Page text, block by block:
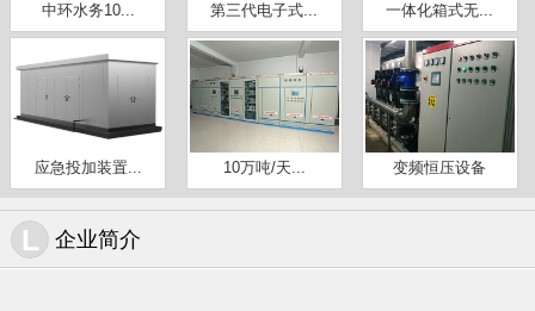
中环水务10... 第三代电子式... 一体化箱式无...
应急投加装置... 10万吨/天... 变频恒压设备
L 企业简介